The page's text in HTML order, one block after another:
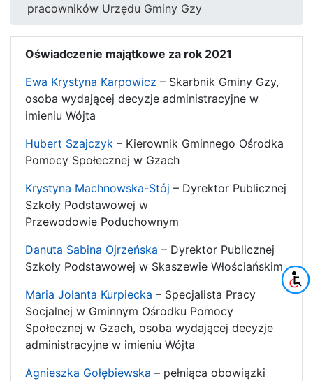
pracowników Urzędu Gminy Gzy
Oświadczenie majątkowe za rok 2021
Ewa Krystyna Karpowicz – Skarbnik Gminy Gzy,
osoba wydającej decyzje administracyjne w
imieniu Wójta
Hubert Szajczyk – Kierownik Gminnego Ośrodka
Pomocy Społecznej w Gzach
Krystyna Machnowska-Stój – Dyrektor Publicznej
Szkoły Podstawowej w
Przewodowie Poduchownym
Danuta Sabina Ojrzeńska – Dyrektor Publicznej
Szkoły Podstawowej w Skaszewie Włościańskim
Maria Jolanta Kurpiecka – Specjalista Pracy
Socjalnej w Gminnym Ośrodku Pomocy
Społecznej w Gzach, osoba wydającej decyzje
administracyjne w imieniu Wójta
Agnieszka Gołębiewska – pełniąca obowiązki